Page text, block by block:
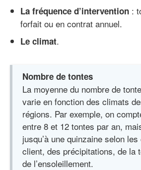
La fréquence d’intervention :
forfait ou en contrat annuel.
Le climat.
Nombre de tontes
La moyenne du nombre de
varie en fonction des climats
régions. Par exemple, on
entre 8 et 12 tontes par an,
jusqu’à une quinzaine selon
client, des précipitations, de la
de l’ensoleillement.